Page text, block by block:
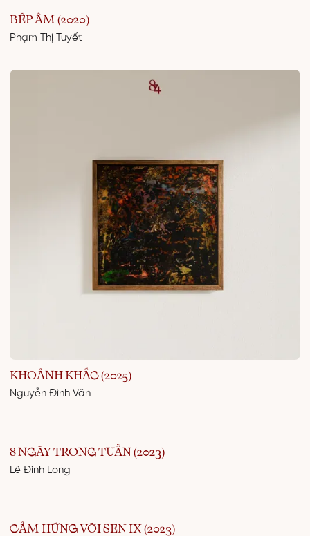
BẾP ẤM (2020)
Phạm Thị Tuyết
KHOẢNH KHẮC (2025)
Nguyễn Đình Văn
8 NGÀY TRONG TUẦN (2023)
Lê Đình Long
CẢM HỨNG VỚI SEN IX (2023)